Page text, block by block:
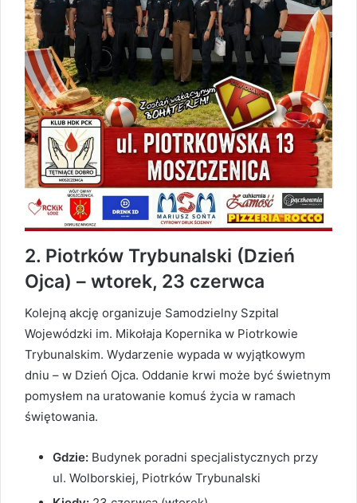
2. Piotrków Trybunalski (Dzień
Ojca) – wtorek, 23 czerwca
Kolejną akcję organizuje Samodzielny Szpital
Wojewódzki im. Mikołaja Kopernika w Piotrkowie
Trybunalskim. Wydarzenie wypada w wyjątkowym
dniu – w Dzień Ojca. Oddanie krwi może być świetnym
pomysłem na uratowanie komuś życia w ramach
świętowania.
Gdzie: Budynek poradni specjalistycznych przy
ul. Wolborskiej, Piotrków Trybunalski